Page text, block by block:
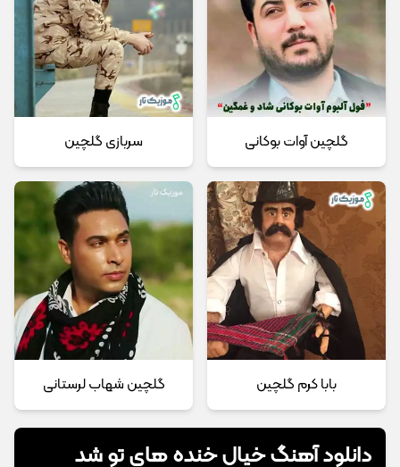
گلچین آوات بوکانی سربازی گلچین
بابا کرم گلچین گلچین شهاب لرستانی
دانلود آهنگ خیال خنده های تو شد